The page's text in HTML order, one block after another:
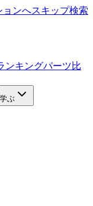
ョンへスキップ検索
ンキングパーツ比
学ぶ